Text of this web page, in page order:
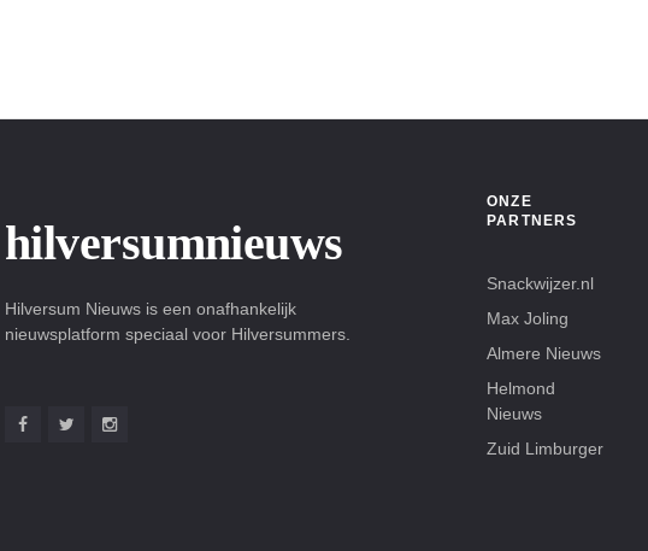
hilversumnieuws
Hilversum Nieuws is een onafhankelijk
nieuwsplatform speciaal voor Hilversummers.
ONZE
PARTNERS
Snackwijzer.nl
Max Joling
Almere Nieuws
Helmond
Nieuws
Zuid Limburger